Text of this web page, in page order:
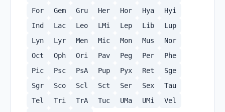
For
Gem Gru Her Hor Hya
Hyi
Ind
Lac Leo LMi Lep Lib
Lup
Lyn
Lyr Men Mic Mon Mus
Nor
Oct
Oph Ori Pav Peg Per
Phe
Pic
Psc PsA Pup Pyx Ret
Sge
Sgr
Sco Scl Sct Ser Sex
Tau
Tel
Tri TrA Tuc UMa UMi
Vel